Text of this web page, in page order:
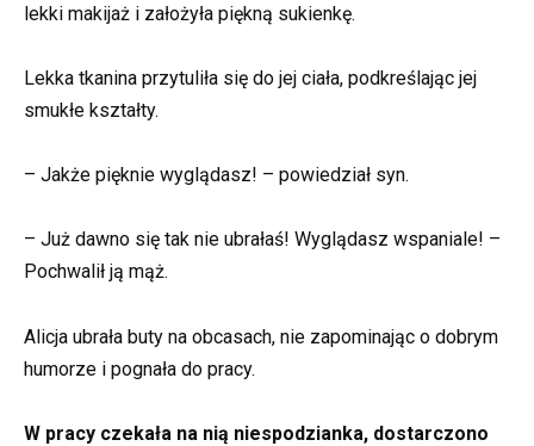
lekki makijaż i założyła piękną sukienkę.
Lekka tkanina przytuliła się do jej ciała, podkreślając jej
smukłe kształty.
– Jakże pięknie wyglądasz! – powiedział syn.
– Już dawno się tak nie ubrałaś! Wyglądasz wspaniale! –
Pochwalił ją mąż.
Alicja ubrała buty na obcasach, nie zapominając o dobrym
humorze i pognała do pracy.
W pracy czekała na nią niespodzianka, dostarczono